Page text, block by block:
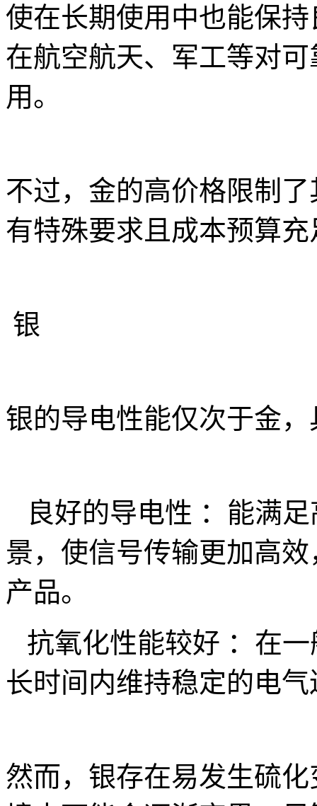
使在长期使用中也能保
在航空航天、军工等对
用。
不过，金的高价格限制
有特殊要求且成本预算
银
银的导电性能仅次于金
良好的导电性 ：能满足
景，使信号传输更加高
产品。
抗氧化性能较好 ：在
长时间内维持稳定的电气
然而，银存在易发生硫